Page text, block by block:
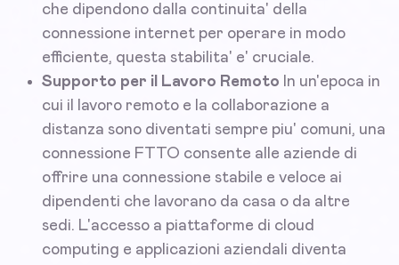
che dipendono dalla continuita' della
connessione internet per operare in modo
efficiente, questa stabilita' e' cruciale.
Supporto per il Lavoro Remoto In un'epoca in
cui il lavoro remoto e la collaborazione a
distanza sono diventati sempre piu' comuni, una
connessione FTTO consente alle aziende di
offrire una connessione stabile e veloce ai
dipendenti che lavorano da casa o da altre
sedi. L'accesso a piattaforme di cloud
computing e applicazioni aziendali diventa